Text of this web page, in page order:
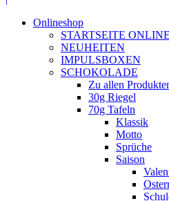
Onlineshop
STARTSEITE
NEUHEITEN
IMPULSBOXEN
SCHOKOLADE
Zu allen
30g Riegel
70g Tafeln
Klassik
Motto
Sprüche
Saison